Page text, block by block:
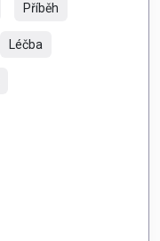
Příběh
Léčba